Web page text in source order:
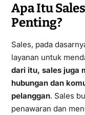
Apa Itu
Penting?
Sales, pada
layanan untuk
dari itu, sales juga
hubungan dan
pelanggan. Sales
penawaran dan